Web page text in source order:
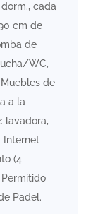
cada
cm de
de
WC,
de
a la
lavadora,
Internet
(4
Padel.